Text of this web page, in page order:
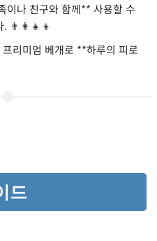
이나 친구와 함께** 사용할 수
. 👨‍👩‍👧‍👦
리미엄 베개로 **하루의 피로
드